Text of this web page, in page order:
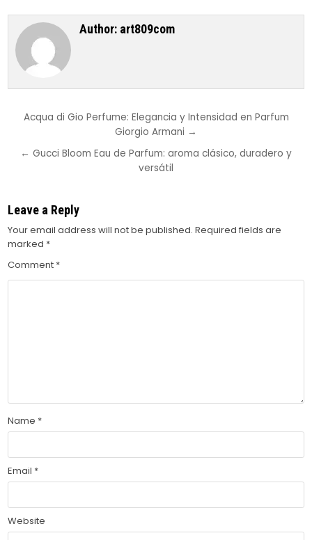
Author: art809com
Post
Acqua di Gio Perfume: Elegancia y Intensidad en Parfum
Giorgio Armani →
← Gucci Bloom Eau de Parfum: aroma clásico, duradero y
versátil
Leave a Reply
Your email address will not be published. Required fields are
marked *
Comment *
Name *
Email *
Website